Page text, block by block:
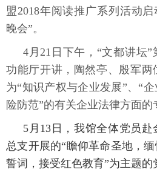
盟2018年阅读推广系列活动
晚会”。
4月21日下午 ，“文都讲坛
功能厅开讲，陶然亭、殷军两
为“知识产权与企业发展”、“
险防范”的有关企业法律方面的
5月13日，我馆全体党员
总支开展的“瞻仰革命圣地，
誓词，接受红色教育”为主题的